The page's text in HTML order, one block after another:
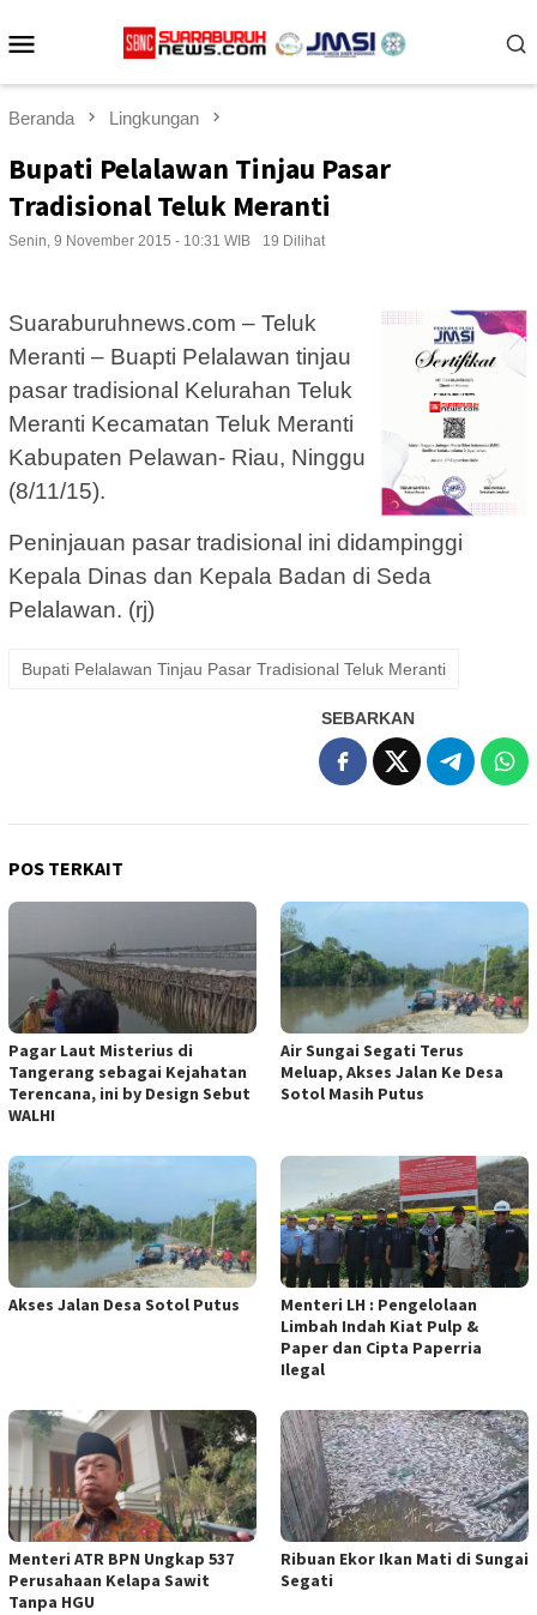
ke
Beranda Lingkungan
Bupati Pelalawan Tinjau Pasar
Tradisional Teluk Meranti
Senin, 9 November 2015 - 10:31 WIB 19 Dilihat
Suaraburuhnews.com – Teluk
Meranti – Buapti Pelalawan tinjau
pasar tradisional Kelurahan Teluk
Meranti Kecamatan Teluk Meranti
Kabupaten Pelawan- Riau, Ninggu
(8/11/15).
Peninjauan pasar tradisional ini didampinggi
Kepala Dinas dan Kepala Badan di Seda
Pelalawan. (rj)
Bupati Pelalawan Tinjau Pasar Tradisional Teluk Meranti
SEBARKAN
POS TERKAIT
Pagar Laut Misterius di
Tangerang sebagai Kejahatan
Terencana, ini by Design Sebut
WALHI
Air Sungai Segati Terus
Meluap, Akses Jalan Ke Desa
Sotol Masih Putus
Akses Jalan Desa Sotol Putus
Menteri LH : Pengelolaan
Limbah Indah Kiat Pulp &
Paper dan Cipta Paperria
Ilegal
Menteri ATR BPN Ungkap 537
Perusahaan Kelapa Sawit
Tanpa HGU
Ribuan Ekor Ikan Mati di Sungai
Segati